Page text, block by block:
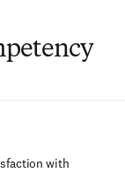
with